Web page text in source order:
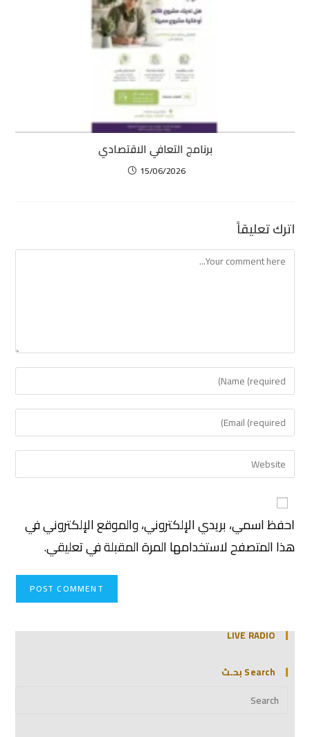
برنامج التعافي الاقتصادي
15/06/2026
اترك تعليقاً
احفظ اسمي، بريدي الإلكتروني، والموقع الإلكتروني في
هذا المتصفح لاستخدامها المرة المقبلة في تعليقي.
LIVE RADIO
Search بحـث